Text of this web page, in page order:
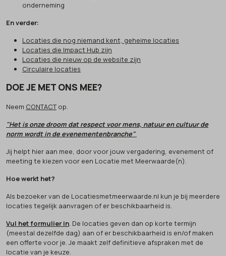
onderneming
En verder:
Locaties die nog niemand kent, geheime locaties
Locaties die Impact Hub zijn
Locaties die nieuw op de website zijn
Circulaire locaties
DOE JE MET ONS MEE?
Neem CONTACTop.
"Het is onze droom dat respect voor mens, natuur en cultuur de
norm wordt in de evenementenbranche"
Jij helpt hier aan mee, door voor jouw vergadering, evenement of
meeting te kiezen voor een Locatie met Meerwaarde(n).
Hoe werkt het?
Als bezoeker van de Locatiesmetmeerwaarde.nl kun je bij meerdere
locaties tegelijk aanvragen of er beschikbaarheid is.
Vul het formulier in. De locaties geven dan op korte termijn
(meestal dezelfde dag) aan of er beschikbaarheid is en/of maken
een offerte voor je. Je maakt zelf definitieve afspraken met de
locatie van je keuze.